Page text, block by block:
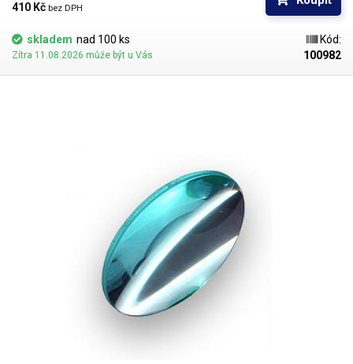
410 Kč bez DPH
skladem nad 100 ks
Zítra 11.08.2026 může být u Vás
Kód:
100982